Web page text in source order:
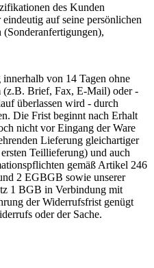
des Kunden
auf seine persönlichen
von 14 Tagen ohne
(z.B. Brief, Fax, E-Mail) oder -
überlassen wird - durch
Die Frist beginnt nach Erhalt
nicht vor Eingang der Ware
Lieferung gleichartiger
Teillieferung) und auch
gemäß Artikel 246
2 EGBGB sowie unserer
1 BGB in Verbindung mit
der Widerrufsfrist genügt
oder der Sache.